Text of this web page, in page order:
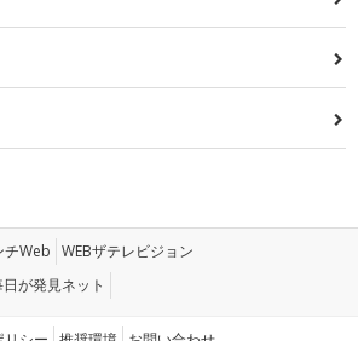
チWeb WEBザテレビジョン
が発見ネット